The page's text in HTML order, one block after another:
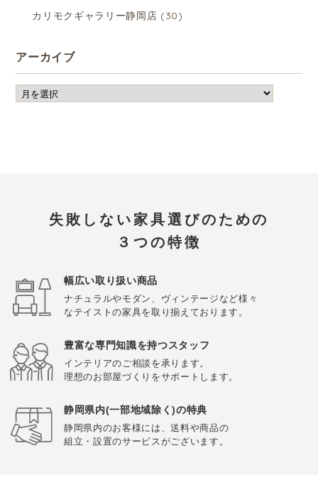
カリモクギャラリー静岡店 (30)
アーカイブ
失敗しない家具選びのための
３つの特徴
幅広い取り扱い商品
ナチュラルやモダン、ヴィンテージなど様々
なテイストの家具を取り揃えております。
豊富な専門知識を持つスタッフ
インテリアのご相談を承ります。
理想のお部屋づくりをサポートします。
静岡県内(一部地域除く)の特典
静岡県内のお客様には、送料や商品の
組立・設置のサービスがございます。